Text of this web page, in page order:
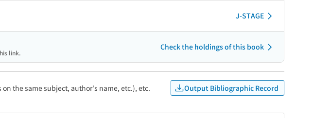
J-STAGE
link.
Check the holdings of this book
the same subject, author's name, etc.), etc. Output Bibliographic Record